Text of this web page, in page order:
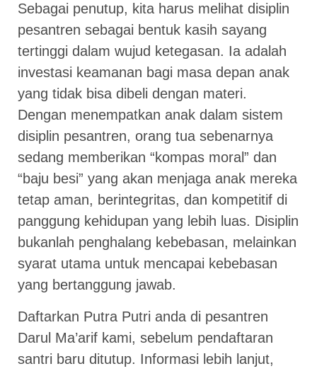
Sebagai penutup, kita harus melihat disiplin
pesantren sebagai bentuk kasih sayang
tertinggi dalam wujud ketegasan. Ia adalah
investasi keamanan bagi masa depan anak
yang tidak bisa dibeli dengan materi.
Dengan menempatkan anak dalam sistem
disiplin pesantren, orang tua sebenarnya
sedang memberikan “kompas moral” dan
“baju besi” yang akan menjaga anak mereka
tetap aman, berintegritas, dan kompetitif di
panggung kehidupan yang lebih luas. Disiplin
bukanlah penghalang kebebasan, melainkan
syarat utama untuk mencapai kebebasan
yang bertanggung jawab.
Daftarkan Putra Putri anda di pesantren
Darul Ma’arif kami, sebelum pendaftaran
santri baru ditutup. Informasi lebih lanjut,